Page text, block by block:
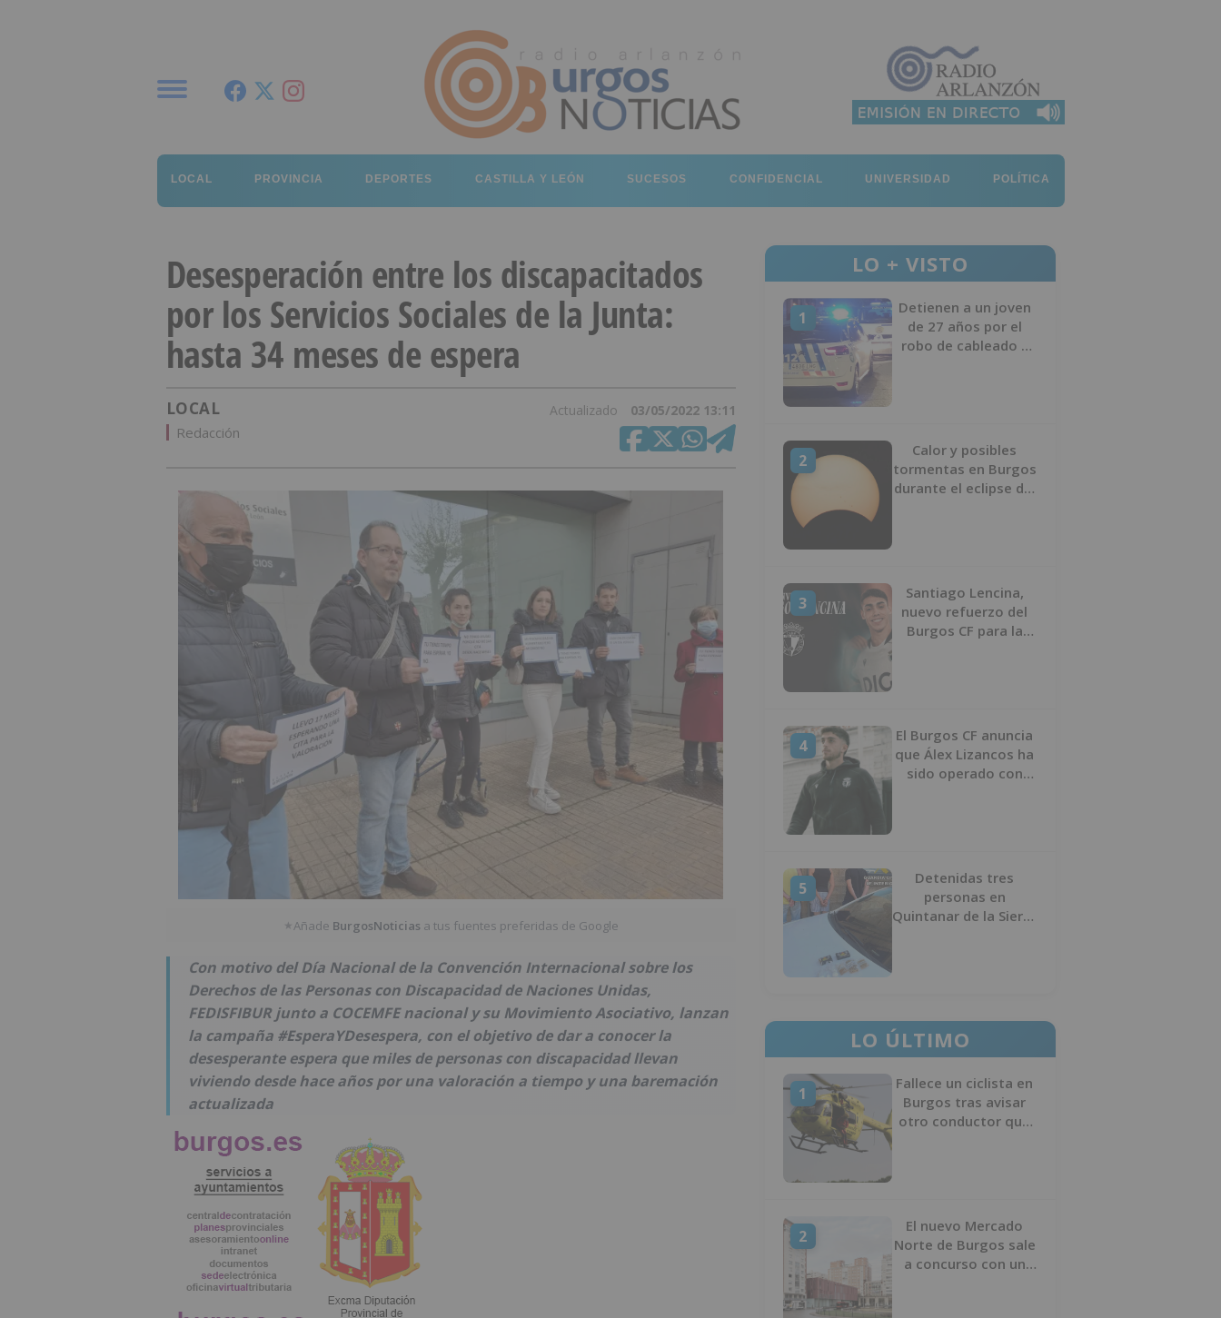
LOCAL PROVINCIA DEPORTES CASTILLA Y LEÓN SUCESOS CONFIDENCIAL UNIVERSIDAD POLÍTICA
Desesperación entre los discapacitados
por los Servicios Sociales de la Junta:
hasta 34 meses de espera
LOCAL Actualizado 03/05/2022 13:11
Redacción
★Añade BurgosNoticias a tus fuentes preferidas de Google
Con motivo del Día Nacional de la Convención Internacional sobre los
Derechos de las Personas con Discapacidad de Naciones Unidas,
FEDISFIBUR junto a COCEMFE nacional y su Movimiento Asociativo, lanzan
la campaña #EsperaYDesespera, con el objetivo de dar a conocer la
desesperante espera que miles de personas con discapacidad llevan
viviendo desde hace años por una valoración a tiempo y una baremación
actualizada
LO + VISTO
1
Detienen a un joven
de 27 años por el
robo de cableado y
2
Calor y posibles
tormentas en Burgos
durante el eclipse del
3
Santiago Lencina,
nuevo refuerzo del
Burgos CF para la
4
El Burgos CF anuncia
que Álex Lizancos ha
sido operado con
5
Detenidas tres
personas en
Quintanar de la Sierra
LO ÚLTIMO
1
Fallece un ciclista en
Burgos tras avisar
otro conductor que
2
El nuevo Mercado
Norte de Burgos sale
a concurso con un